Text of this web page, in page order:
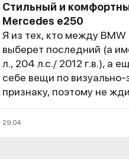
Стильный и
Mercedes e250
Я из тех, кто между
выберет последний (а
л., 204 л.с./ 2012 г.в.), а
себе вещи по
признаку, поэтому не
29.04